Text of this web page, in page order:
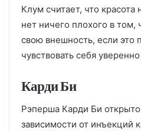
Клум считает, что красота
нет ничего плохого в
свою внешность, если это
чувствовать себя
Карди Би
Рэперша Карди Би открыто
зависимости от инъекций